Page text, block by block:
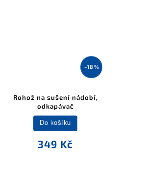
–18 %
Rohož na sušení nádobí,
odkapávač
349 Kč
Do košíku